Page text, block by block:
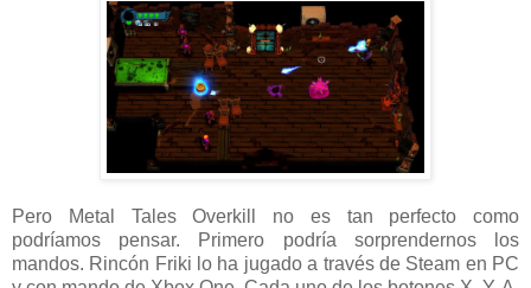
Pero Metal Tales Overkill no es tan perfecto como
podríamos pensar. Primero podría sorprendernos los
mandos. Rincón Friki lo ha jugado a través de Steam en PC